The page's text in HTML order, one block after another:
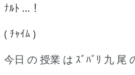
ﾅﾙﾄ …！
( ﾁｬｲﾑ )
今日 の 授業 は ｽﾞﾊﾞﾘ 九 尾